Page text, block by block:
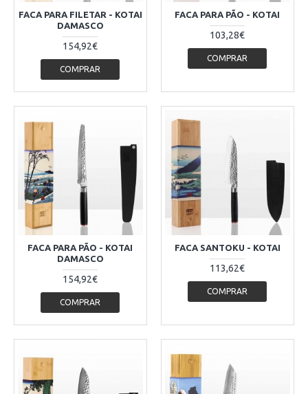
FACA PARA FILETAR - KOTAI
DAMASCO
154,92€
COMPRAR
FACA PARA PÃO - KOTAI
103,28€
COMPRAR
FACA PARA PÃO - KOTAI
DAMASCO
154,92€
COMPRAR
FACA SANTOKU - KOTAI
113,62€
COMPRAR